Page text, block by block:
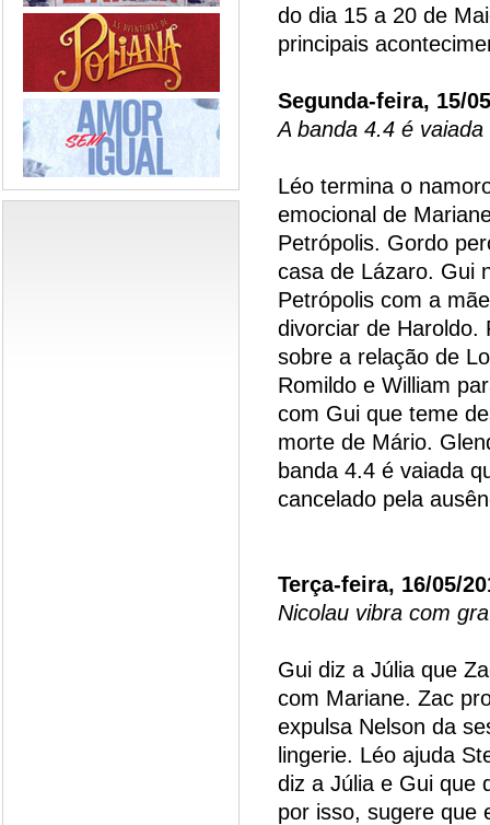
do dia 15 a 20 de
principais
Segunda-feira, 15/
A banda 4.4 é vaiada
Léo termina o
emocional de
Petrópolis. Gordo
casa de Lázaro. Gui
Petrópolis com a
divorciar de Haroldo.
sobre a relação de
Romildo e William
com Gui que teme
morte de Mário.
banda 4.4 é vaiada
cancelado pela
Terça-feira, 16/05/
Nicolau vibra com
Gui diz a Júlia que
com Mariane. Zac
expulsa Nelson da
lingerie. Léo ajuda
diz a Júlia e Gui que
por isso, sugere que